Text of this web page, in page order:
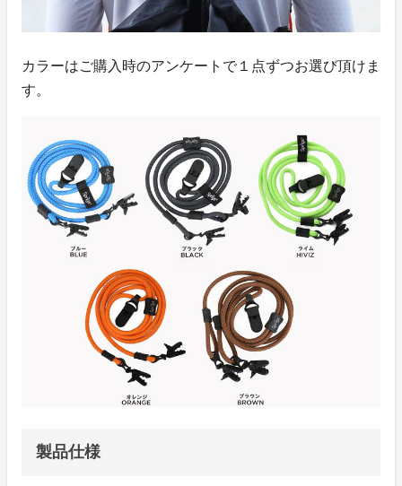
カラーはご購入時のアンケートで１点ずつお選び頂けま
す。
製品仕様